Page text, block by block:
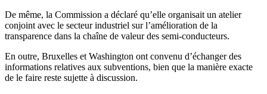
De même, la Commission a déclaré qu’elle organisait un atelier
conjoint avec le secteur industriel sur l’amélioration de la
transparence dans la chaîne de valeur des semi-conducteurs.
En outre, Bruxelles et Washington ont convenu d’échanger des
informations relatives aux subventions, bien que la manière exacte
de le faire reste sujette à discussion.